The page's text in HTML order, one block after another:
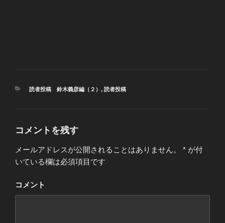
カ
読者投稿 鈴木義彦編（２） , 読者投稿
コメントを残す
メールアドレスが公開されることはありません。 * が付
いている欄は必須項目です
コメント